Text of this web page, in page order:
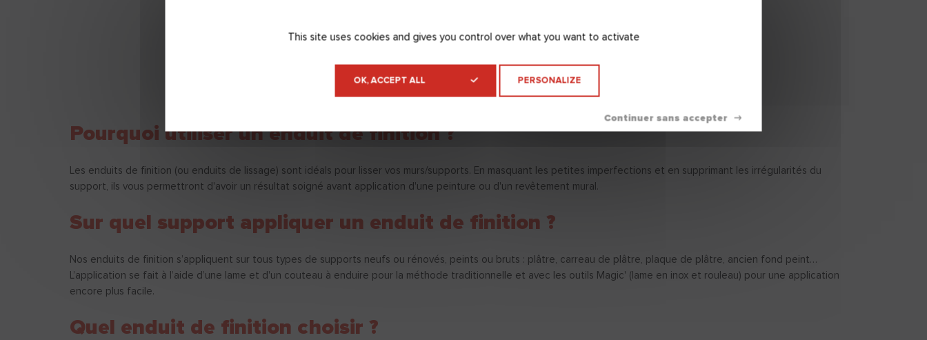
Pourquoi utiliser un enduit de finition ?
Les enduits de finition (ou enduits de lissage) sont idéals pour lisser vos murs/supports. En masquant les petites imperfections et en supprimant les irrégularités du
support, ils vous permettront d'avoir un résultat soigné avant application d'une peinture ou d'un revêtement mural.
Sur quel support appliquer un enduit de finition ?
Nos enduits de finition s’appliquent sur tous types de supports neufs ou rénovés, peints ou bruts : plâtre, carreau de plâtre, plaque de plâtre, ancien fond peint…
L’application se fait à l’aide d’une lame et d'un couteau à enduire pour la méthode traditionnelle et avec les outils Magic' (lame en inox et rouleau) pour une application
encore plus facile.
Quel enduit de finition choisir ?
This site uses cookies and gives you control over what you want to activate
OK, ACCEPT ALL PERSONALIZE